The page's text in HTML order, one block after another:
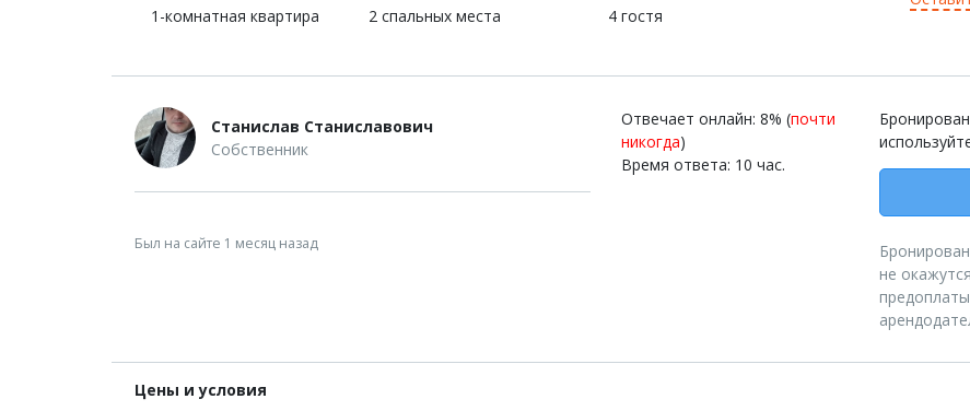
1-комнатная квартира 2 спальных места 4 гостя
Станислав Станиславович
Собственник
Был на сайте 1 месяц назад
Отвечает онлайн: 8% (почти
никогда)
Время ответа: 10 час.
не
Цены и условия